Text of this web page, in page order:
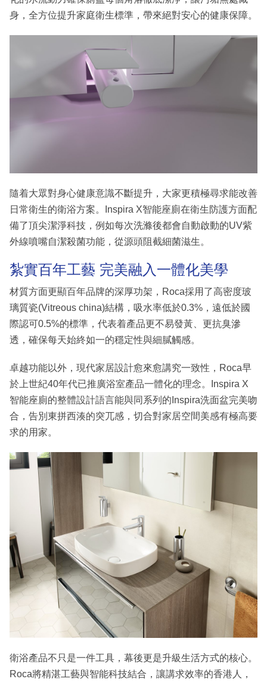
身，全方位提升家庭衛生標準，帶來絕對安心的健康保障。
隨着大眾對身心健康意識不斷提升，大家更積極尋求能改善
日常衛生的衛浴方案。Inspira X智能座廁在衛生防護方面配
備了頂尖潔淨科技，例如每次洗滌後都會自動啟動的UV紫
外線噴嘴自潔殺菌功能，從源頭阻截細菌滋生。
紮實百年工藝 完美融入一體化美學
材質方面更顯百年品牌的深厚功架，Roca採用了高密度玻
璃質瓷(Vitreous china)結構，吸水率低於0.3%，遠低於國
際認可0.5%的標準，代表着產品更不易發黃、更抗臭滲
透，確保每天始終如一的穩定性與細膩觸感。
卓越功能以外，現代家居設計愈來愈講究一致性，Roca早
於上世紀40年代已推廣浴室產品一體化的理念。Inspira X
智能座廁的整體設計語言能與同系列的Inspira洗面盆完美吻
合，告別東拼西湊的突兀感，切合對家居空間美感有極高要
求的用家。
衛浴產品不只是一件工具，幕後更是升級生活方式的核心。
Roca將精湛工藝與智能科技結合，讓講求效率的香港人，